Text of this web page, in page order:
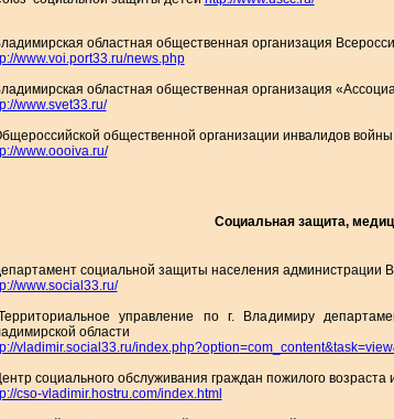
областная общественная организация
www.voi.port33.ru/news.php
областная общественная организация
www.svet33.ru/
общественной организации инвалидов
www.oooiva.ru/
Социальная защита,
социальной защиты населения администрации
www.social33.ru/
управление по г. Владимиру
области
vladimir.social33.ru/index.php?option
социального обслуживания граждан пожилого возраста
cso-vladimir.hostru.com/index.html